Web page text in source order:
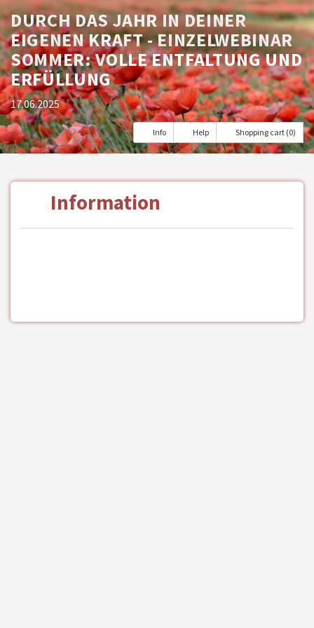
DURCH DAS JAHR IN DEINER
EIGENEN KRAFT - EINZELWEBINAR
SOMMER: VOLLE ENTFALTUNG UND
ERFÜLLUNG
17.06.2025
Info Help Shopping cart (0)
Information